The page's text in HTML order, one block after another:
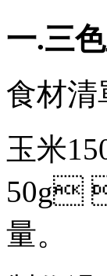
一.三
食材清
玉米
50g
量。